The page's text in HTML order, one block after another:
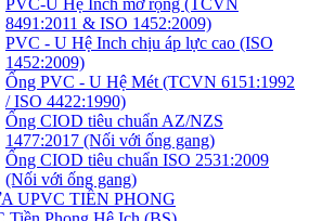
PVC-U Hệ Inch mở rộng (TCVN
8491:2011 & ISO 1452:2009)
PVC - U Hệ Inch chịu áp lực cao (ISO
1452:2009)
Ống PVC - U Hệ Mét (TCVN 6151:1992
/ ISO 4422:1990)
Ống CIOD tiêu chuẩn AZ/NZS
1477:2017 (Nối với ống gang)
Ống CIOD tiêu chuẩn ISO 2531:2009
(Nối với ống gang)
UPVC TIỀN PHONG